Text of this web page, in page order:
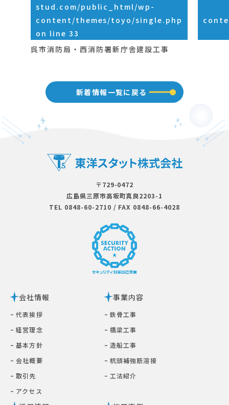
stud.com/public_html/wp-
content/themes/toyo/single.php
on line 33
呉市消防局・西消防署新庁舎建設工事
新着情報一覧に戻る
〒729-0472
広島県三原市⾼坂町真良2203-1
TEL 0848-60-2710 / FAX 0848-66-4028
会社情報
ｰ 代表挨拶
ｰ 経営理念
ｰ 基本⽅針
ｰ 会社概要
ｰ 取引先
ｰ アクセス
事業内容
ｰ 鉄⾻⼯事
ｰ 橋梁⼯事
ｰ 造船工事
ｰ 杭頭補強筋溶接
ｰ ⼯法紹介